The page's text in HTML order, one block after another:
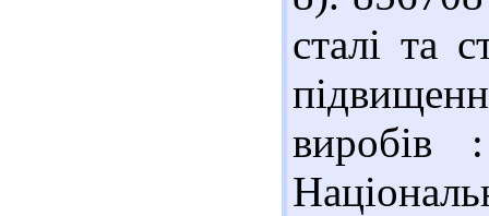
сталі та